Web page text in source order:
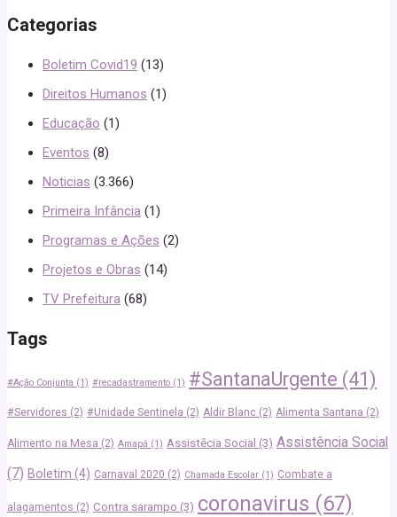
Categorias
Boletim Covid19 (13)
Direitos Humanos (1)
Educação (1)
Eventos (8)
Noticias (3.366)
Primeira Infância (1)
Programas e Ações (2)
Projetos e Obras (14)
TV Prefeitura (68)
Tags
#Ação Conjunta (1) #recadastramento (1) #SantanaUrgente (41)
#Servidores (2) #Unidade Sentinela (2) Aldir Blanc (2) Alimenta Santana (2)
Alimento na Mesa (2) Amapá (1) Assistêcia Social (3) Assistência Social
(7) Boletim (4) Carnaval 2020 (2) Chamada Escolar (1) Combate a
alagamentos (2) Contra sarampo (3) coronavirus (67)